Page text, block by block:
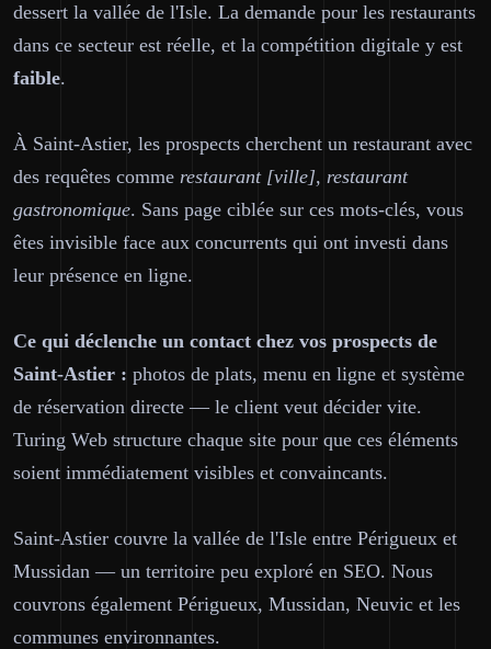
dessert la vallée de l'Isle. La demande pour les restaurants
dans ce secteur est réelle, et la compétition digitale y est
faible.
À Saint-Astier, les prospects cherchent un restaurant avec
des requêtes comme restaurant [ville], restaurant
gastronomique. Sans page ciblée sur ces mots-clés, vous
êtes invisible face aux concurrents qui ont investi dans
leur présence en ligne.
Ce qui déclenche un contact chez vos prospects de
Saint-Astier : photos de plats, menu en ligne et système
de réservation directe — le client veut décider vite.
Turing Web structure chaque site pour que ces éléments
soient immédiatement visibles et convaincants.
Saint-Astier couvre la vallée de l'Isle entre Périgueux et
Mussidan — un territoire peu exploré en SEO. Nous
couvrons également Périgueux, Mussidan, Neuvic et les
communes environnantes.